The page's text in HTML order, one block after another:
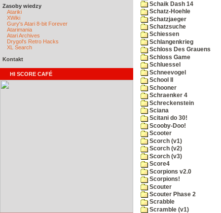
Zasoby wiedzy
Atariki
XWiki
Gury's Atari 8-bit Forever
Atarimania
Atari Archives
Drygol's Retro Hacks
XL Search
Kontakt
HI SCORE CAFÉ
Schaik Dash 14
Schatz-Hoehle
Schatzjaeger
Schatzsuche
Schiessen
Schlangenkrieg
Schloss Des Grauens
Schloss Game
Schluessel
Schneevogel
School II
Schooner
Schraenker 4
Schreckenstein
Sciana
Scitani do 30!
Scooby-Doo!
Scooter
Scorch (v1)
Scorch (v2)
Scorch (v3)
Score4
Scorpions v2.0
Scorpions!
Scouter
Scouter Phase 2
Scrabble
Scramble (v1)